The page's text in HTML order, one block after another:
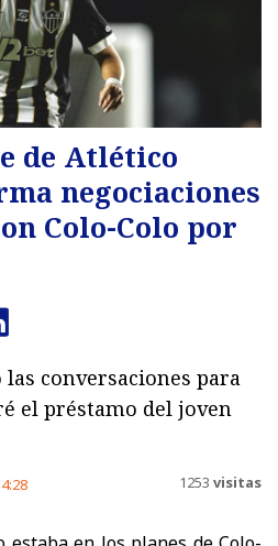
de Atlético
negociaciones
Colo-Colo por
conversaciones para
el préstamo del joven
1253 visitas